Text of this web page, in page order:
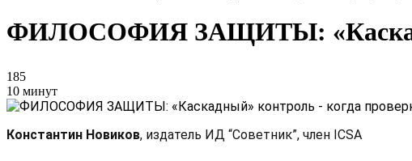
ФИЛОСОФИЯ ЗАЩИТЫ:
185
10 минут
Константин Новиков, издатель ИД “Советник”, член ICSA